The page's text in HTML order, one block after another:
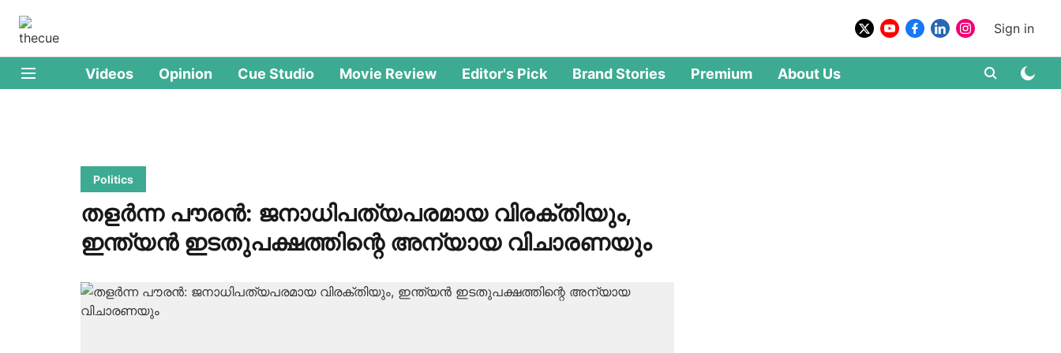
Sign in
Videos Opinion Cue Studio Movie Review Editor's Pick Brand Stories Premium About Us
Politics
തളര്‍ന്ന പൗരന്‍: ജനാധിപത്യപരമായ വിരക്തിയും,
ഇന്ത്യന്‍ ഇടതുപക്ഷത്തിന്റെ അന്യായ വിചാരണയും